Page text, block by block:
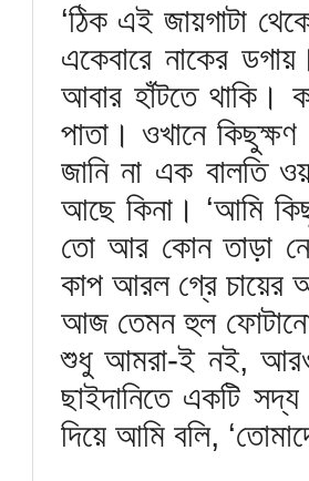
‘ঠিক এই জায়গাটা
একেবারে নাকের
আবার হাঁটতে থাকি।
পাতা। ওখানে
জানি না এক বালতি
আছে কিনা। ‘আমি
তো আর কোন তাড়া
কাপ আরল গ্রে চায়ের
আজ তেমন হুল ফোটানো
শুধু আমরা-ই নই, আরও
ছাইদানিতে একটি
দিয়ে আমি বলি,